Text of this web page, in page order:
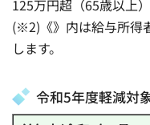
125万円超（65歳以上
(※2)《》内は給与所得
します。
令和5年度軽減対